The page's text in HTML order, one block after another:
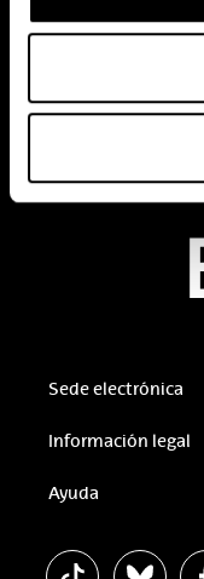
Sede electrónica
Información legal
Ayuda